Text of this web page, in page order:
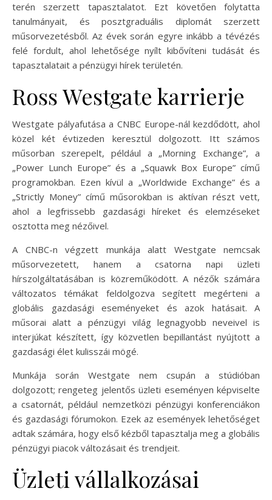
terén szerzett tapasztalatot. Ezt követően folytatta
tanulmányait, és posztgraduális diplomát szerzett
műsorvezetésből. Az évek során egyre inkább a tévézés
felé fordult, ahol lehetősége nyílt kibővíteni tudását és
tapasztalatait a pénzügyi hírek területén.
Ross Westgate karrierje
Westgate pályafutása a CNBC Europe-nál kezdődött, ahol
közel két évtizeden keresztül dolgozott. Itt számos
műsorban szerepelt, például a „Morning Exchange”, a
„Power Lunch Europe” és a „Squawk Box Europe” című
programokban. Ezen kívül a „Worldwide Exchange” és a
„Strictly Money” című műsorokban is aktívan részt vett,
ahol a legfrissebb gazdasági híreket és elemzéseket
osztotta meg nézőivel.
A CNBC-n végzett munkája alatt Westgate nemcsak
műsorvezetett, hanem a csatorna napi üzleti
hírszolgáltatásában is közreműködött. A nézők számára
változatos témákat feldolgozva segített megérteni a
globális gazdasági eseményeket és azok hatásait. A
műsorai alatt a pénzügyi világ legnagyobb neveivel is
interjúkat készített, így közvetlen bepillantást nyújtott a
gazdasági élet kulisszái mögé.
Munkája során Westgate nem csupán a stúdióban
dolgozott; rengeteg jelentős üzleti eseményen képviselte
a csatornát, például nemzetközi pénzügyi konferenciákon
és gazdasági fórumokon. Ezek az események lehetőséget
adtak számára, hogy első kézből tapasztalja meg a globális
pénzügyi piacok változásait és trendjeit.
Üzleti vállalkozásai